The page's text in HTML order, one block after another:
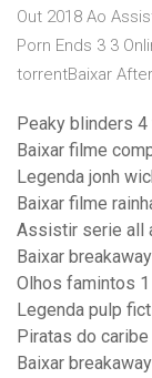
Out 2018 Ao
Porn Ends 3 3
torrentBaixar
Peaky blinders
Baixar filme
Legenda jonh
Baixar filme
Assistir serie all
Baixar
Olhos famintos
Legenda pulp
Piratas do
Baixar